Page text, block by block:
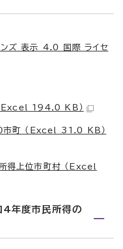
ンズ 表示 4.0 国際 ライセ
Excel 194.0 KB）
市町 （Excel 31.0 KB）
得上位市町村 （Excel
年度市民所得の